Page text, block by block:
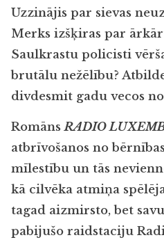
Uzzinājis par sievas
Merks izšķiras par
Saulkrastu policisti
brutālu nežēlību?
divdesmit gadu vecos
RomānsRADIO
atbrīvošanos no
mīlestību un tās
kā cilvēka atmiņa
tagad aizmirsto, bet
pabijušo raidstaciju